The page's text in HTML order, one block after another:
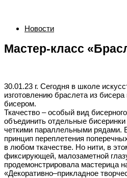
Новости
Мастер-класс
30.01.23 г. Сегодня в школе
изготовлению браслета из бисера
бисером.
Ткачество – особый вид
объединить отдельные
четкими параллельными рядами.
принцип переплетения
в любом ткачестве. Но нити, в
фиксирующей, малозаметной
продемонстрировала мастерица
«Декоративно–прикладное